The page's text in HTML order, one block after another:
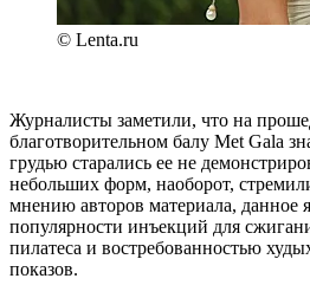
© Lenta.ru
Журналисты заметили, что на
благотворительном балу Met Gala
грудью старались ее не
небольших форм, наоборот,
мнению авторов материала, данное
популярности инъекций для
пилатеса и востребованностью
показов.